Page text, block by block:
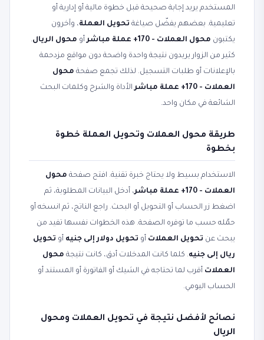
المستخدم يريد إجابة صحيحة قبل خطوة مالية أو إدارية أو
تعليمية. بعضهم يفضّل صياغة تحويل العملة، وآخرون
يكتبون محول العملات - 170+ عملة مباشر أو محول الريال.
كثير من الزوار يريدون نتيجة واحدة واضحة دون مواقع مزدحمة
بالإعلانات أو طلبات التسجيل. لذلك تجمع صفحة محول
العملات - 170+ عملة مباشر
الأداة والشرح وكلمات البحث
الشائعة في مكان واحد.
طريقة محول العملات وتحويل العملة خطوة
بخطوة
الاستخدام بسيط ولا يحتاج خبرة تقنية. افتح صفحة محول
العملات - 170+ عملة مباشر
، أدخل البيانات المطلوبة، ثم
اضغط زر الحساب أو التحويل أو البحث. راجع الناتج، ثم انسخه أو
حمّله حسب ما توفره الصفحة. هذه الخطوات نفسها تفيد من
يبحث عن تحويل العملات أو تحويل دولار إلى جنيه أو تحويل
ريال إلى جنيه. كلما كانت المدخلات أدق، كانت نتيجة محول
العملات أقرب لما تحتاجه في الشيك أو الفاتورة أو المستند أو
الحساب اليومي.
نصائح لأفضل نتيجة في تحويل العملات ومحول
الريال